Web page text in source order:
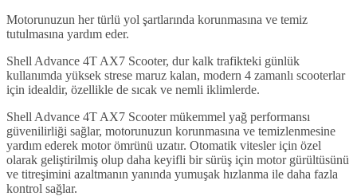
Motorunuzun her türlü yol şartlarında korunmasına ve temiz
tutulmasına yardım eder.
Shell Advance 4T AX7 Scooter, dur kalk trafikteki günlük
kullanımda yüksek strese maruz kalan, modern 4 zamanlı scooterlar
için idealdir, özellikle de sıcak ve nemli iklimlerde.
Shell Advance 4T AX7 Scooter mükemmel yağ performansı
güvenilirliği sağlar, motorunuzun korunmasına ve temizlenmesine
yardım ederek motor ömrünü uzatır. Otomatik vitesler için özel
olarak geliştirilmiş olup daha keyifli bir sürüş için motor gürültüsünü
ve titreşimini azaltmanın yanında yumuşak hızlanma ile daha fazla
kontrol sağlar.